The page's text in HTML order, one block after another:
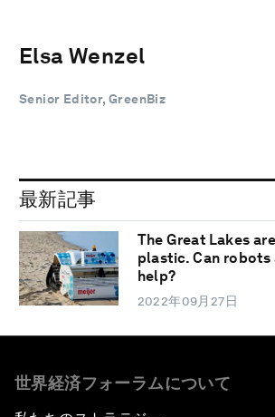
Elsa Wenzel
Senior Editor, GreenBiz
最新記事
The Great Lakes
plastic. Can robots
help?
2022年09月27日
世界経済フォーラムについて